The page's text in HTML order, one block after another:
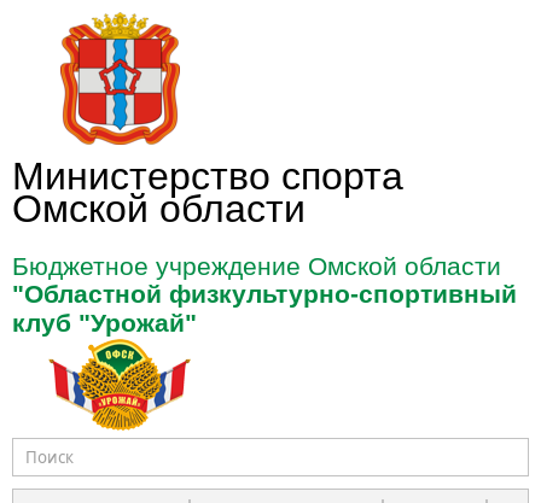
Перейти к основному содержанию
Министерство спорта
Омской области
Бюджетное учреждение Омской области
"Областной физкультурно-спортивный
клуб "Урожай"
Форма поиска